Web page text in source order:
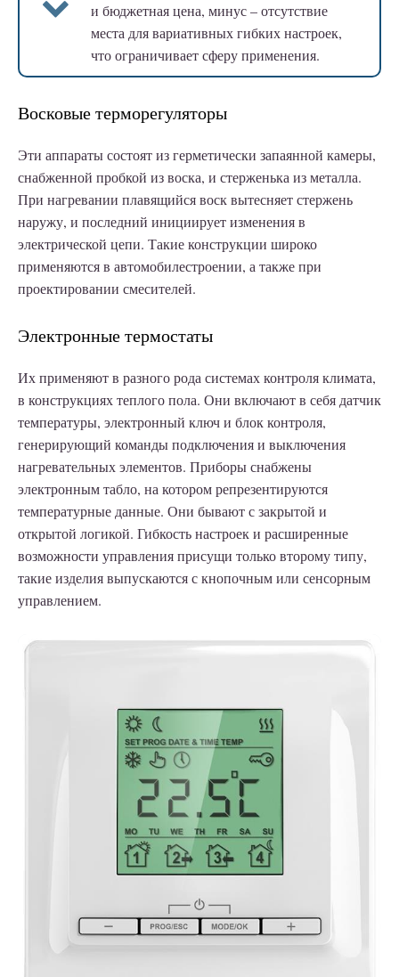
и бюджетная цена, минус – отсутствие
места для вариативных гибких настроек,
что ограничивает сферу применения.
Восковые терморегуляторы
Эти аппараты состоят из герметически запаянной камеры,
снабженной пробкой из воска, и стерженька из металла.
При нагревании плавящийся воск вытесняет стержень
наружу, и последний инициирует изменения в
электрической цепи. Такие конструкции широко
применяются в автомобилестроении, а также при
проектировании смесителей.
Электронные термостаты
Их применяют в разного рода системах контроля климата,
в конструкциях теплого пола. Они включают в себя датчик
температуры, электронный ключ и блок контроля,
генерирующий команды подключения и выключения
нагревательных элементов. Приборы снабжены
электронным табло, на котором репрезентируются
температурные данные. Они бывают с закрытой и
открытой логикой. Гибкость настроек и расширенные
возможности управления присущи только второму типу,
такие изделия выпускаются с кнопочным или сенсорным
управлением.